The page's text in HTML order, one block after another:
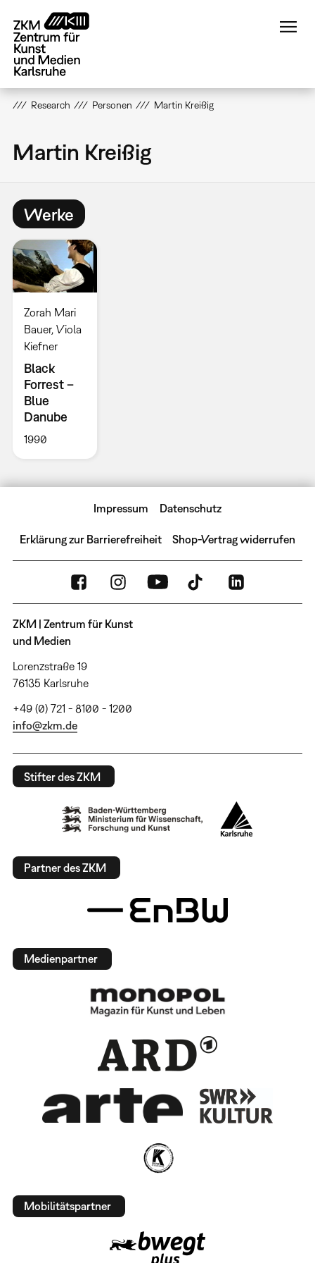
zum
Inhalt
Research Personen Martin Kreißig
Martin Kreißig
Werke
Zorah Mari
Bauer, Viola
Kiefner
Black
Forrest –
Blue
Danube
1990
Impressum Datenschutz
Erklärung zur Barrierefreiheit Shop-Vertrag widerrufen
ZKM | Zentrum für Kunst
und Medien
Lorenzstraße 19
76135 Karlsruhe
+49 (0) 721 - 8100 - 1200
info@zkm.de
Stifter des ZKM
Partner des ZKM
Medienpartner
Mobilitätspartner